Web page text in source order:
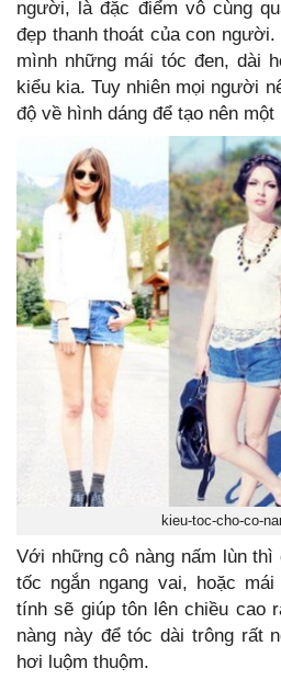
người, là đặc điểm vô cùng
đẹp thanh thoát của con
mình những mái tóc đen, dài
kiểu kia. Tuy nhiên mọi người
độ về hình dáng để tạo nên
kieu-toc-cho-co-
Với những cô nàng nấm lùn thì
tốc ngắn ngang vai, hoặc
tính sẽ giúp tôn lên chiều cao
nàng này để tóc dài trông rất
hơi luộm thuộm.